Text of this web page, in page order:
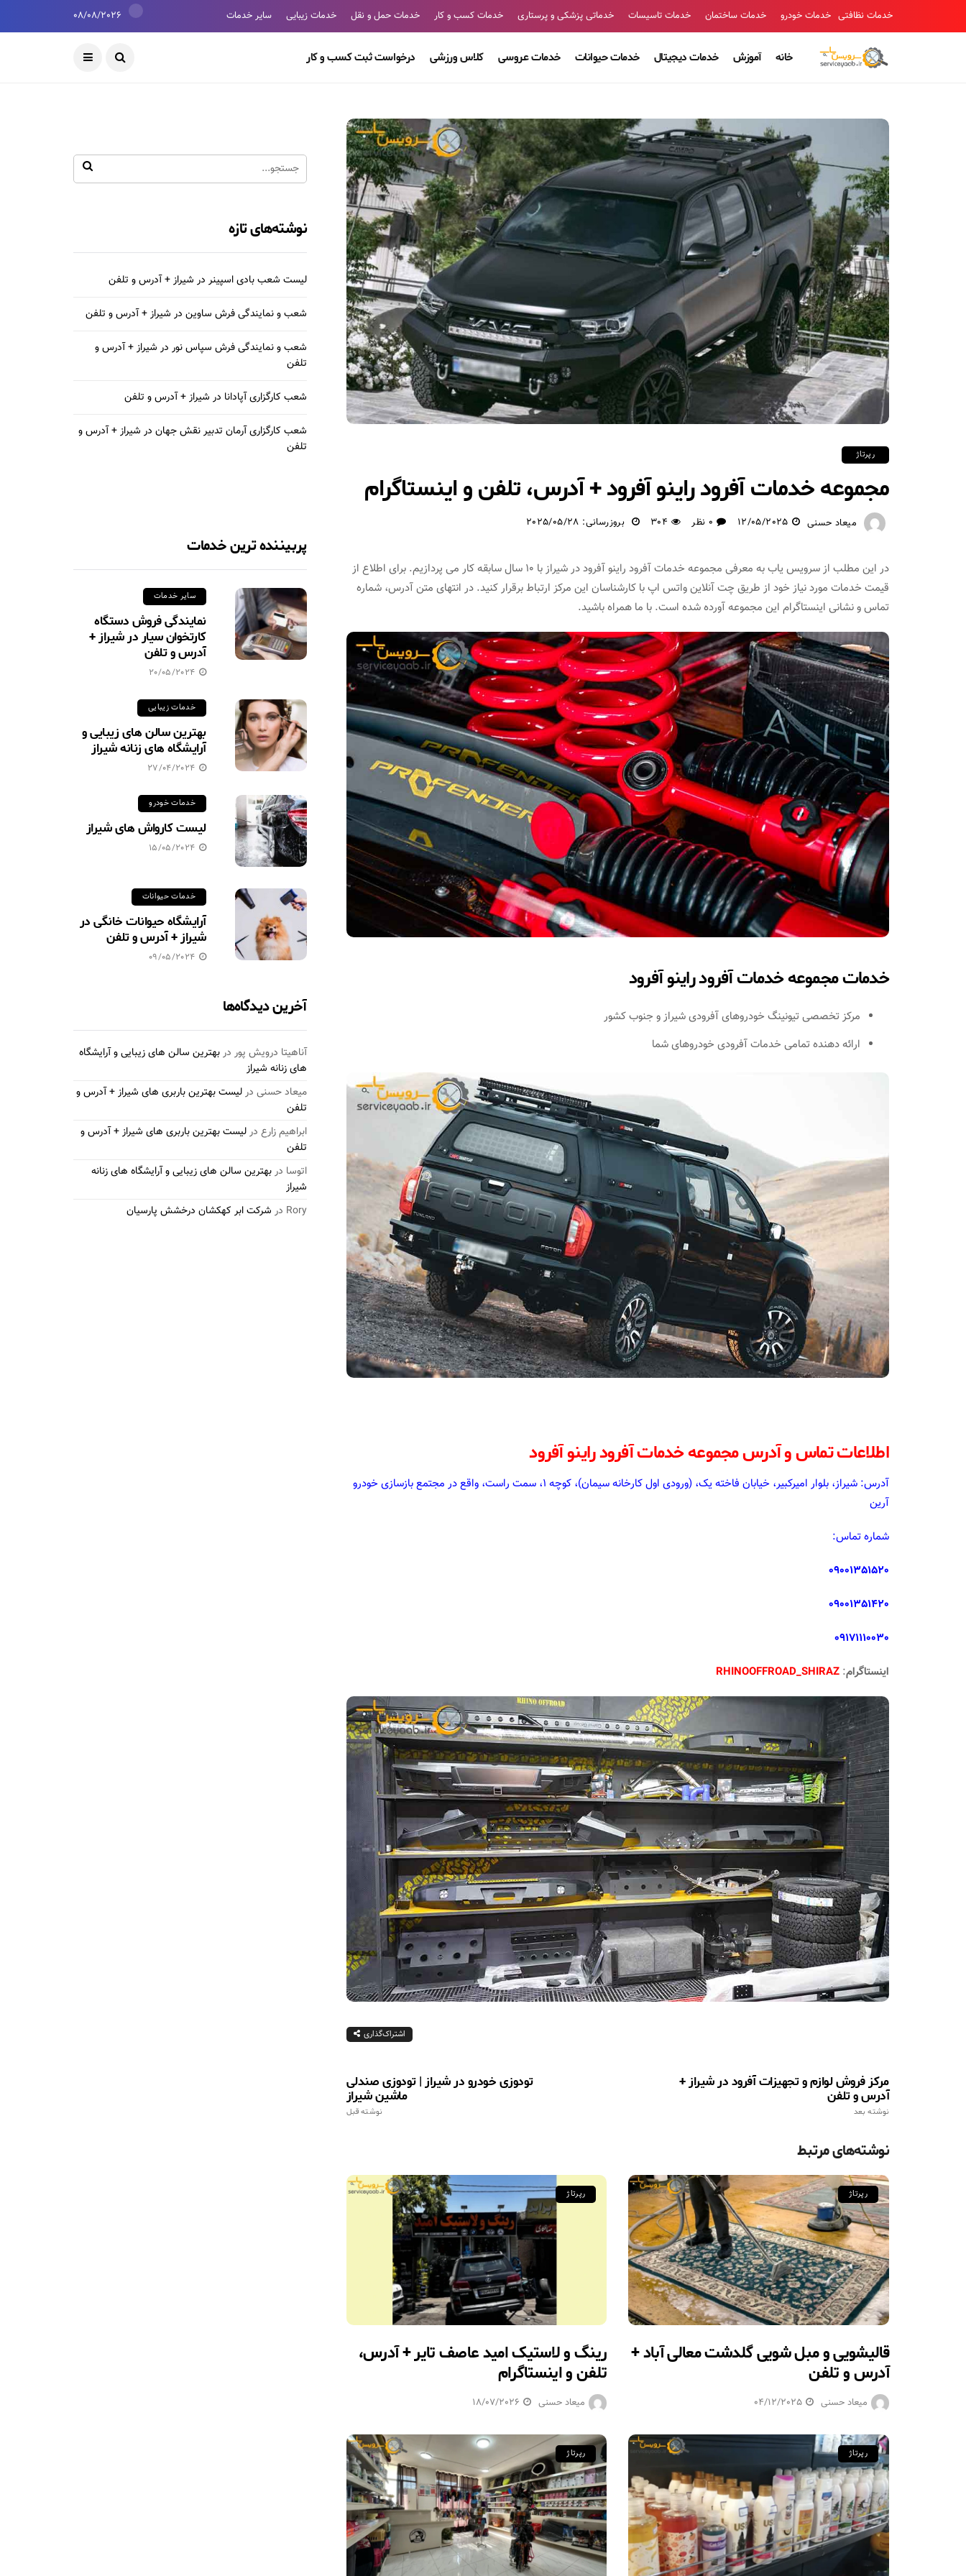
خدمات نظافتی خدمات خودرو خدمات ساختمان خدمات تاسیسات خدماتی پزشکی و پرستاری خدمات کسب و کار خدمات حمل و نقل خدمات زیبایی سایر خدمات 08/08/2026
خانه آموزش خدمات دیجیتال خدمات حیوانات خدمات عروسی کلاس ورزشی درخواست ثبت کسب و کار
رپرتاژ
مجموعه خدمات آفرود راینو آفرود + آدرس، تلفن و اینستاگرام
میعاد حسنی 12/05/2025 0 نظر 304 بروزرسانی: 2025/05/28
در این مطلب از سرویس یاب به معرفی مجموعه خدمات آفرود راینو آفرود در شیراز با 10 سال سابقه کار می پردازیم. برای اطلاع از
قیمت خدمات مورد نیاز خود از طریق چت آنلاین واتس اپ با کارشناسان این مرکز ارتباط برقرار کنید. در انتهای متن آدرس، شماره
تماس و نشانی اینستاگرام این مجموعه آورده شده است. با ما همراه باشید.
خدمات مجموعه خدمات آفرود راینو آفرود
مرکز تخصصی تیونینگ خودروهای آفرودی شیراز و جنوب کشور
ارائه دهنده تمامی خدمات آفرودی خودروهای شما
اطلاعات تماس و آدرس مجموعه خدمات آفرود راینو آفرود
آدرس: شیراز، بلوار امیرکبیر، خیابان فاخته یک، (ورودی اول کارخانه سیمان)، کوچه 1، سمت راست، واقع در مجتمع بازسازی خودرو
آرین
شماره تماس:
09001351520
09001351420
09171110030
اینستاگرام:
RHINOOFFROAD_SHIRAZ
اشتراک‌گذاری
تودوزی خودرو در شیراز | تودوزی صندلی
ماشین شیراز
نوشته قبل
مرکز فروش لوازم و تجهیزات آفرود در شیراز +
آدرس و تلفن
نوشته بعد
نوشته‌های مرتبط
رپرتاژ
رینگ و لاستیک امید عاصف تایر + آدرس،
تلفن و اینستاگرام
میعاد حسنی 18/07/2026
رپرتاژ
قالیشویی و مبل شویی گلدشت معالی آباد +
آدرس و تلفن
میعاد حسنی 04/12/2025
رپرتاژ رپرتاژ
نوشته‌های تازه
لیست شعب بادی اسپینر در شیراز + آدرس و تلفن
شعب و نمایندگی فرش ساوین در شیراز + آدرس و تلفن
شعب و نمایندگی فرش سپاس نور در شیراز + آدرس و
تلفن
شعب کارگزاری آپادانا در شیراز + آدرس و تلفن
شعب کارگزاری آرمان تدبیر نقش جهان در شیراز + آدرس و
تلفن
پربیننده ترین خدمات
سایر خدمات
نمایندگی فروش دستگاه
کارتخوان سیار در شیراز +
آدرس و تلفن
20/05/2024
خدمات زیبایی
بهترین سالن های زیبایی و
آرایشگاه های زنانه شیراز
27/04/2024
خدمات خودرو
لیست کارواش های شیراز
15/05/2024
خدمات حیوانات
آرایشگاه حیوانات خانگی در
شیراز + آدرس و تلفن
09/05/2024
آخرین دیدگاه‌ها
آناهیتا درویش پور دربهترین سالن های زیبایی و آرایشگاه
های زنانه شیراز
میعاد حسنی درلیست بهترین باربری های شیراز + آدرس و
تلفن
ابراهیم زارع درلیست بهترین باربری های شیراز + آدرس و
تلفن
اتوسا دربهترین سالن های زیبایی و آرایشگاه های زنانه
شیراز
Rory در شرکت ابر کهکشان درخشش پارسیان